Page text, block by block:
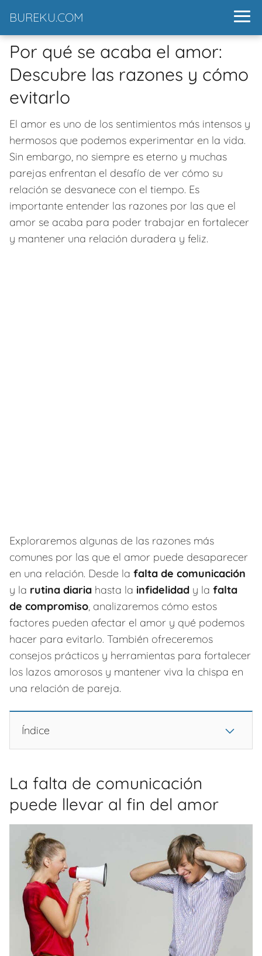
BUREKU.COM
Por qué se acaba el amor:
Descubre las razones y cómo
evitarlo
El amor es uno de los sentimientos más intensos y
hermosos que podemos experimentar en la vida.
Sin embargo, no siempre es eterno y muchas
parejas enfrentan el desafío de ver cómo su
relación se desvanece con el tiempo. Es
importante entender las razones por las que el
amor se acaba para poder trabajar en fortalecer
y mantener una relación duradera y feliz.
Exploraremos algunas de las razones más
comunes por las que el amor puede desaparecer
en una relación. Desde la falta de comunicación
y la rutina diaria hasta la infidelidad y la falta
de compromiso, analizaremos cómo estos
factores pueden afectar el amor y qué podemos
hacer para evitarlo. También ofreceremos
consejos prácticos y herramientas para fortalecer
los lazos amorosos y mantener viva la chispa en
una relación de pareja.
Índice
La falta de comunicación
puede llevar al fin del amor